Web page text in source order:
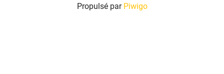
Propulsé par Piwigo